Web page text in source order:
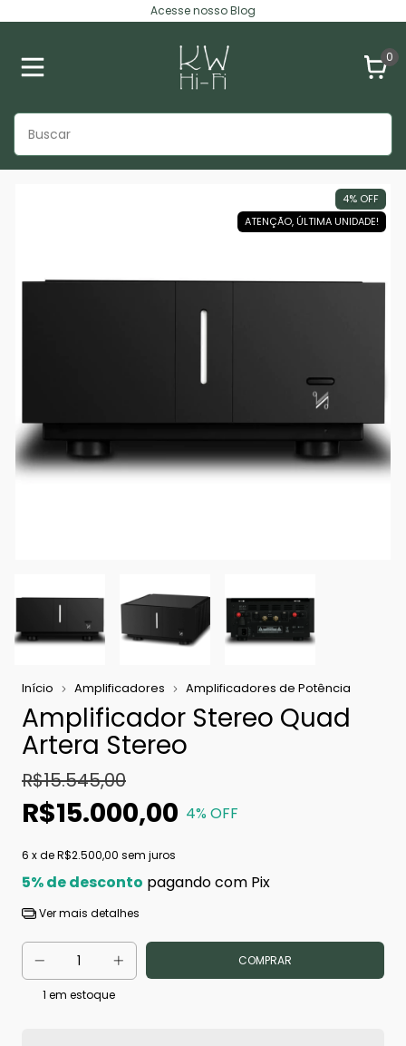
Acesse nosso Blog
0
4% OFF
ATENÇÃO, ÚLTIMA UNIDADE!
Início Amplificadores Amplificadores de Potência
Amplificador Stereo Quad
Artera Stereo
R$15.545,00
R$15.000,00 4% OFF
6 x deR$2.500,00 sem juros
5% de desconto pagando com Pix
Ver mais detalhes
1 em estoque